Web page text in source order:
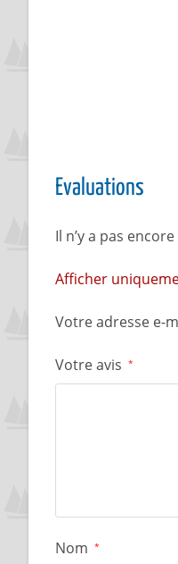
Evaluations
Il n’y a pas encore
Afficher
Votre adresse e-
Votre avis *
Nom *